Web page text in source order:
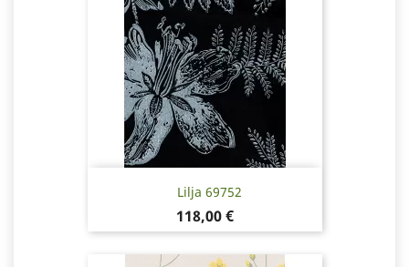
Lilja 69752
Pris
118,00 €